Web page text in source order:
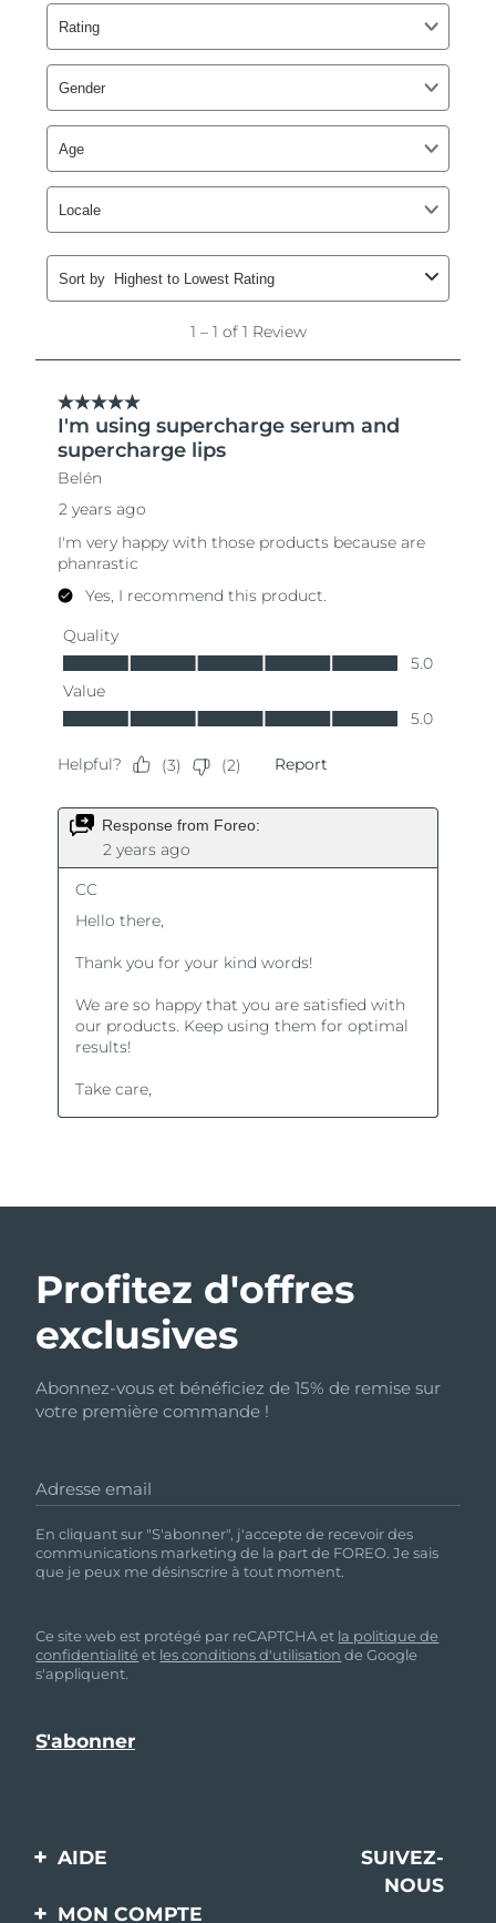
Profitez d'offres
exclusives
Abonnez-vous et bénéficiez de 15% de remise sur
votre première commande !
Adresse email
En cliquant sur "S'abonner", j'accepte de recevoir des
communications marketing de la part de FOREO. Je sais
que je peux me désinscrire à tout moment.
Ce site web est protégé par reCAPTCHA et la politique de
confidentialité et les conditions d'utilisation de Google
s'appliquent.
AIDE
Contactez-nous
SUIVEZ-
NOUS
MON COMPTE